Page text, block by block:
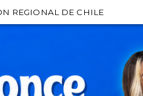
REGIONAL DE CHILE